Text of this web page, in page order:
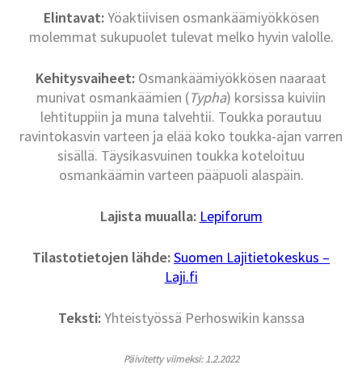
Elintavat:Yöaktiivisen osmankäämiyökkösen
molemmat sukupuolet tulevat melko hyvin valolle.
Kehitysvaiheet: Osmankäämiyökkösen naaraat
munivat osmankäämien (Typha) korsissa kuiviin
lehtituppiin ja muna talvehtii. Toukka porautuu
ravintokasvin varteen ja elää koko toukka-ajan varren
sisällä. Täysikasvuinen toukka koteloituu
osmankäämin varteen pääpuoli alaspäin.
Lajista muualla: Lepiforum
Tilastotietojen lähde:Suomen Lajitietokeskus –
Laji.fi
Teksti:Yhteistyössä Perhoswikin kanssa
Päivitetty viimeksi: 1.2.2022